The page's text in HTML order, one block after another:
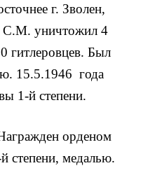
г. Зволен,
С.М. уничтожил 4
гитлеровцев. Был
15.5.1946 года
1-й степени.
орденом
степени, медалью.